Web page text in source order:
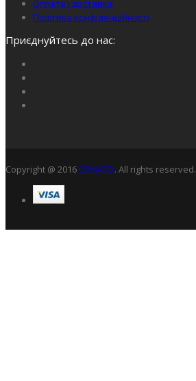
Оплата і доставка
Політика конфіденційності
Приєднуйтесь до нас:
Copyright @ 2016ORNATO. All rights reserved.